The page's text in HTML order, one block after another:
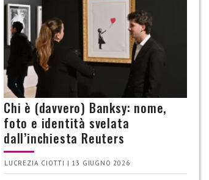
Chi è (davvero) Banksy: nome,
foto e identità svelata
dall’inchiesta Reuters
LUCREZIA CIOTTI | 13 GIUGNO 2026